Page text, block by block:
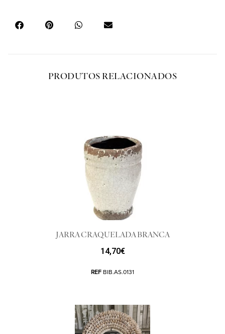
PRODUTOS RELACIONADOS
JARRA CRAQUELADA BRANCA
14,70€
REF BIB.AS.0131